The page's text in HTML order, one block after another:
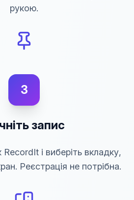
рукою.
3
запис
RecordIt і виберіть вкладку,
Реєстрація не потрібна.